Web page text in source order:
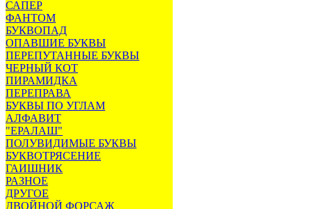
САПЕР
ФАНТОМ
БУКВОПАД
ОПАВШИЕ БУКВЫ
ПЕРЕПУТАННЫЕ БУКВЫ
ЧЕРНЫЙ КОТ
ПИРАМИДКА
ПЕРЕПРАВА
БУКВЫ ПО УГЛАМ
АЛФАВИТ
"ЕРАЛАШ"
ПОЛУВИДИМЫЕ БУКВЫ
БУКВОТРЯСЕНИЕ
ГАИШНИК
РАЗНОЕ
ДРУГОЕ
ДВОЙНОЙ ФОРСАЖ